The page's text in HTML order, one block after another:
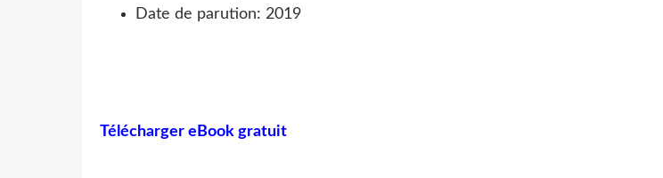
Date de parution: 2019
Télécharger eBook gratuit